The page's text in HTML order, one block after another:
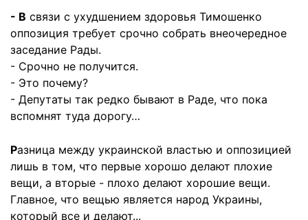
- В связи с ухудшением здоровья Тимошенко
оппозиция требует срочно собрать внеочередное
заседание Рады.
- Срочно не получится.
- Это почему?
- Депутаты так редко бывают в Раде, что пока
вспомнят туда дорогу…
Разница между украинской властью и оппозицией
лишь в том, что первые хорошо делают плохие
вещи, а вторые - плохо делают хорошие вещи.
Главное, что вещью является народ Украины,
который все и делают...